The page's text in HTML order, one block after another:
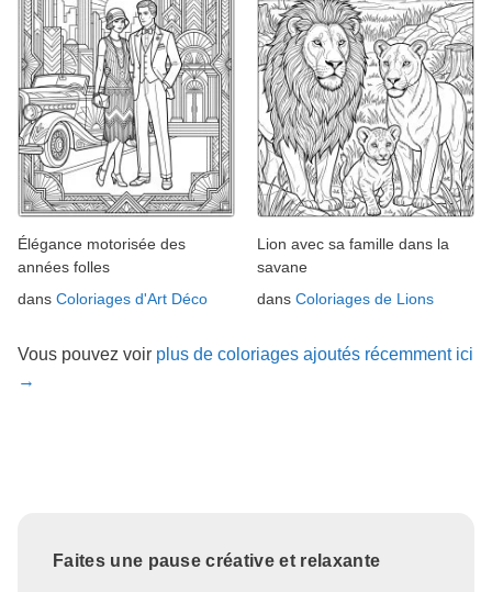
Élégance motorisée des
années folles
dans Coloriages d'Art Déco
Lion avec sa famille dans la
savane
dans Coloriages de Lions
Vous pouvez voir plus de coloriages ajoutés récemment ici
→
Faites une pause créative et relaxante